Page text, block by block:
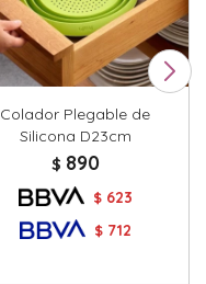
Colador Plegable de
Silicona D23cm
$ 890
$ 623
$ 712